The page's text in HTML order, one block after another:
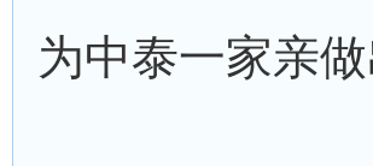
为中泰一家亲